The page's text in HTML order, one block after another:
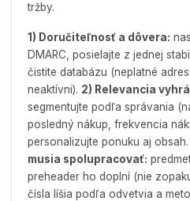
tržby.
1) Doručiteľnosť a dôvera:
DMARC, posielajte z jednej
čistite databázu (neplatné
neaktívni). 2) Relevancia
segmentujte podľa správania
posledný nákup, frekvencia
personalizujte ponuku aj obsah.
musia spolupracovať:
preheader ho doplní (nie
čísla líšia podľa odvetvia a